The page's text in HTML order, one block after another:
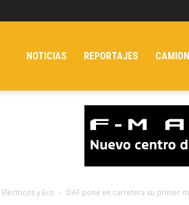
NOTICIAS REPORTAJES
Eléctricos y Eco DAF pone en carretera su primer